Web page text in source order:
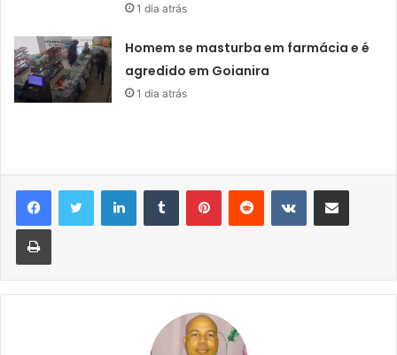
1 dia atrás
Homem se masturba em farmácia e é
agredido em Goianira
1 dia atrás
LinkedinTumblr PinterestReddit VK Compartilhar via e-mail
Imprimir